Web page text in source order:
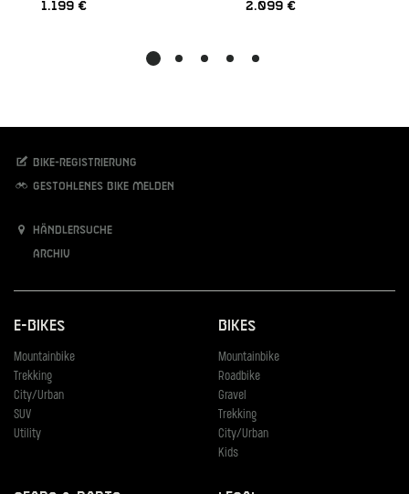
1.199 € 2.099 €
Bike-Registrierung
Gestohlenes Bike melden
Händlersuche
Archiv
E-Bikes
Mountainbike
Trekking
City/Urban
SUV
Utility
Bikes
Mountainbike
Roadbike
Gravel
Trekking
City/Urban
Kids